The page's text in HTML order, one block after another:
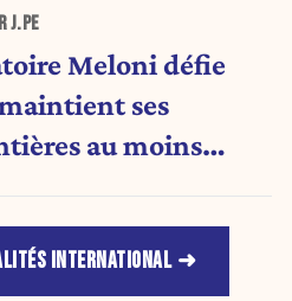
J.PE
Meloni défie
ses
au moins
INTERNATIONAL